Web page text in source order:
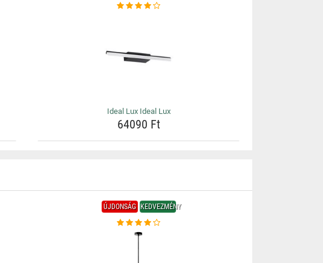
Ideal Lux Ideal Lux
64090 Ft
ÚJDONSÁG KEDVEZMÉNY